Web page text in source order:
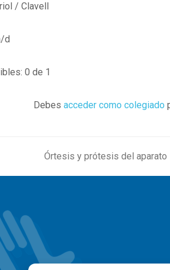
/ Clavell
d
0 de 1
Debesacceder como colegiado
next
post:
Órtesis y prótesis del